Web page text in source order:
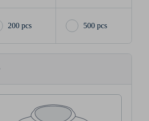
200 pcs 500 pcs